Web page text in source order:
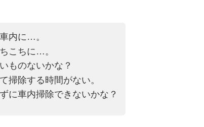
内に…。
こちに…。
ものないかな？
掃除する時間がない。
に車内掃除できないかな？